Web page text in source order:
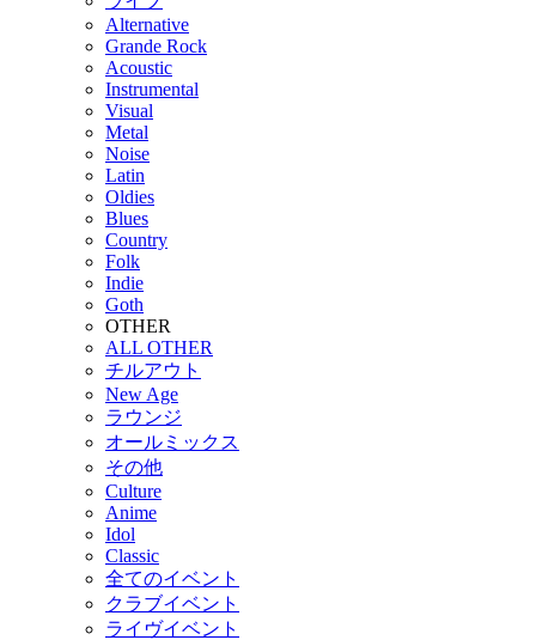
Alternative
Grande Rock
Acoustic
Instrumental
Visual
Metal
Noise
Latin
Oldies
Blues
Country
Folk
Indie
Goth
OTHER
ALL OTHER
チルアウト
New Age
ラウンジ
オールミックス
その他
Culture
Anime
Idol
Classic
全てのイベント
クラブイベント
ライヴイベント